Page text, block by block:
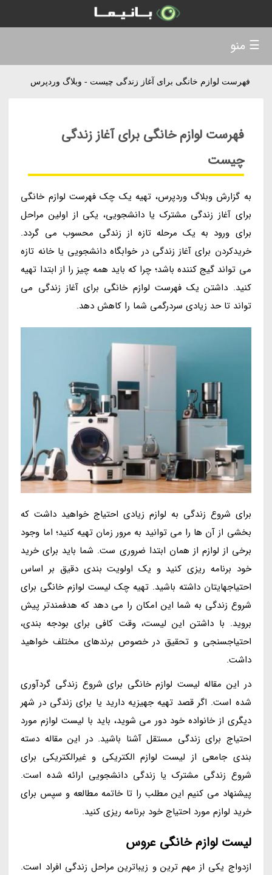
فهرست لوازم خانگی برای آغاز زندگی چیست - وبلاگ وردپرس
فهرست لوازم خانگی برای آغاز زندگی
چیست
به گزارش وبلاگ وردپرس، تهیه یک چک فهرست لوازم خانگی
برای آغاز زندگی مشترک یا دانشجویی، یکی از اولین مراحل
برای ورود به یک مرحله تازه از زندگی محسوب می گردد.
خریدکردن برای آغاز زندگی در خوابگاه دانشجویی یا خانه تازه
می تواند گیج کننده باشد؛ چرا که باید همه چیز را از ابتدا تهیه
کنید. داشتن یک فهرست لوازم خانگی برای آغاز زندگی می
تواند تا حد زیادی سردرگمی شما را کاهش دهد.
برای شروع زندگی به لوازم زیادی احتیاج خواهید داشت که
بخشی از آن ها را می توانید به مرور زمان تهیه کنید؛ اما وجود
برخی از لوازم از همان ابتدا ضروری ست. شما باید برای خرید
خود برنامه ریزی کنید و یک اولویت بندی دقیق بر اساس
احتیاجهایتان داشته باشید. تهیه چک لیست لوازم خانگی برای
شروع زندگی به شما این امکان را می دهد که هدفمندتر پیش
بروید. با داشتن این لیست، وقت کافی برای بودجه بندی،
احتیاجسنجی و تحقیق در خصوص برندهای مختلف خواهید
داشت.
در این مقاله لیست لوازم خانگی برای شروع زندگی گردآوری
شده است. اگر قصد تهیه جهیزیه دارید یا برای زندگی در شهر
دیگری از خانواده خود دور می شوید، باید با لیست لوازم مورد
احتیاج برای زندگی مستقل آشنا باشید. در این مقاله دسته
بندی جامعی از لیست لوازم الکتریکی و غیرالکتریکی برای
شروع زندگی مشترک یا زندگی دانشجویی ارائه شده است.
پیشنهاد می کنیم این مطلب را تا خاتمه مطالعه و سپس برای
خرید لوازم مورد احتیاج خود برنامه ریزی کنید.
لیست لوازم خانگی عروس
ازدواج یکی از مهم ترین و زیباترین مراحل زندگی افراد است.
☰ منو